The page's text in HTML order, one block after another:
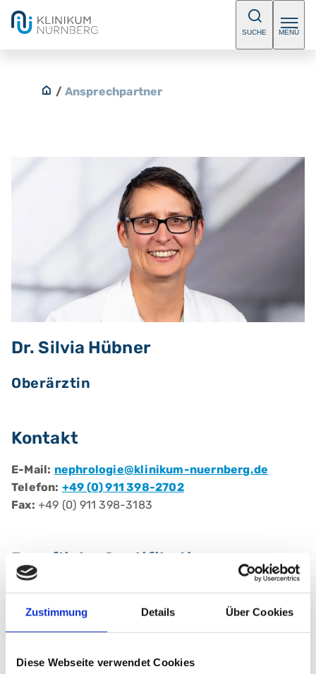
Zustimmung Details Über Cookies
Diese Webseite verwendet Cookies
SUCHE MENÜ
/ Ansprechpartner
Dr. Silvia Hübner
Oberärztin
Kontakt
E-Mail: nephrologie@klinikum-nuernberg.de
Telefon: +49 (0) 911 398-2702
Fax: +49 (0) 911 398-3183
Berufliche Qualifikationen
Fachärztin/ Facharzt für:Innere Medizin
Schwerpunktbezeichnungen: Nephrologie